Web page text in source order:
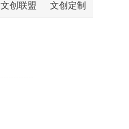
文创联盟 文创定制